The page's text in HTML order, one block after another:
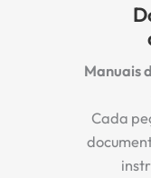
Manuais
Cada